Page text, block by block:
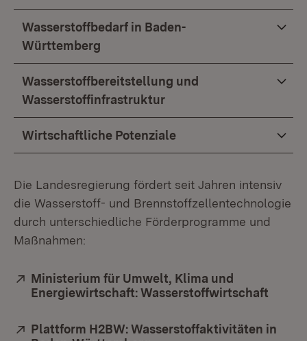
Wasserstoffbedarf in Baden-
Württemberg
Wasserstoffbereitstellung und
Wasserstoffinfrastruktur
Wirtschaftliche Potenziale
Die Landesregierung fördert seit Jahren intensiv
die Wasserstoff- und Brennstoffzellentechnologie
durch unterschiedliche Förderprogramme und
Maßnahmen:
Extern:
Ministerium für Umwelt, Klima und
Energiewirtschaft: Wasserstoffwirtschaft
Extern:
Plattform H2BW: Wasserstoffaktivitäten in